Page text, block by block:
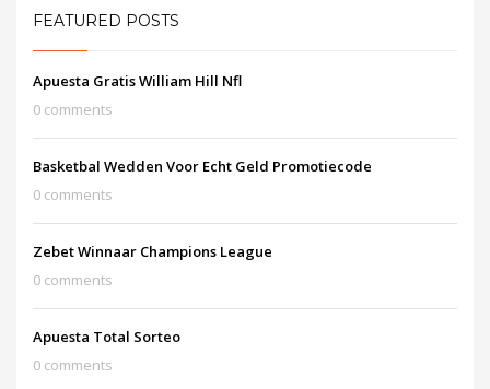
FEATURED POSTS
Apuesta Gratis William Hill Nfl
0 comments
Basketbal Wedden Voor Echt Geld Promotiecode
0 comments
Zebet Winnaar Champions League
0 comments
Apuesta Total Sorteo
0 comments